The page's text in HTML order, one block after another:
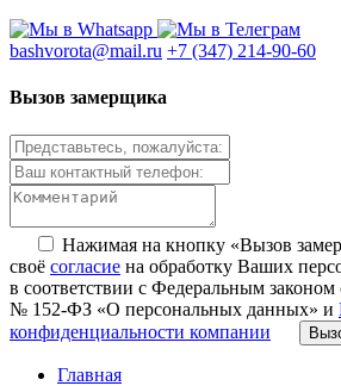
bashvorota@mail.ru +7 (347) 214-90-60
Вызов замерщика
Нажимая на кнопку «Вызов
своё согласие на обработку Ваших
в соответствии с Федеральным законом
№ 152-ФЗ «О персональных данных» и
конфиденциальности компании
Главная